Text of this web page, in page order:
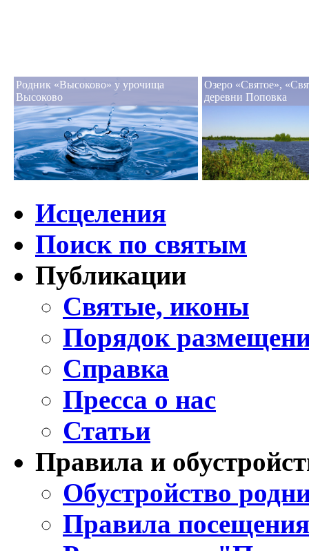
Родник «Высоково» у урочища
Высоково
Озеро «Святое»,
деревни Поповка
Исцеления
Поиск по святым
Публикации
Святые, иконы
Порядок
Справка
Пресса о нас
Статьи
Правила и
Обустройство
Правила